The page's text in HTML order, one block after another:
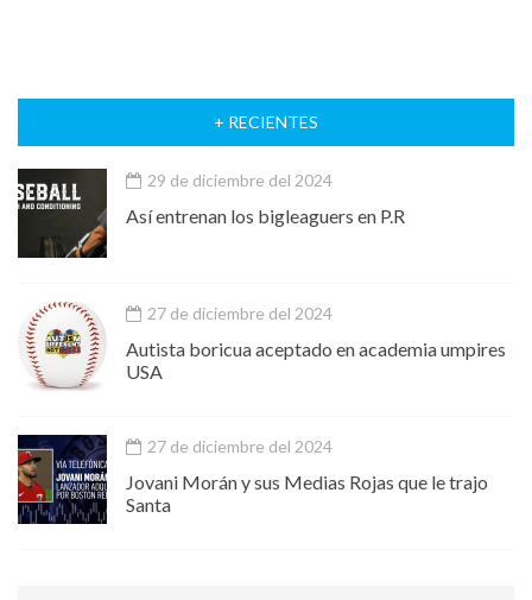
+ RECIENTES
29 de diciembre del 2024
Así entrenan los bigleaguers en P.R
27 de diciembre del 2024
Autista boricua aceptado en academia umpires
USA
27 de diciembre del 2024
Jovani Morán y sus Medias Rojas que le trajo
Santa